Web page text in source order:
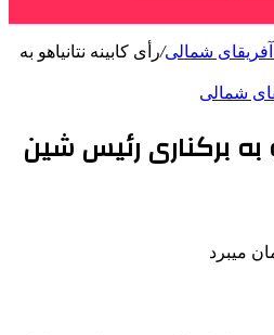
شمالی/رأی کابینه نتانیاهو به
شمالی
به برکناری رئیس شین